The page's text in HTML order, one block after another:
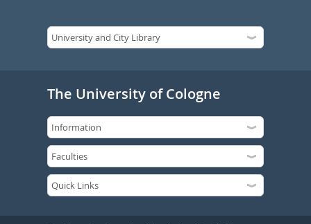
The University of Cologne